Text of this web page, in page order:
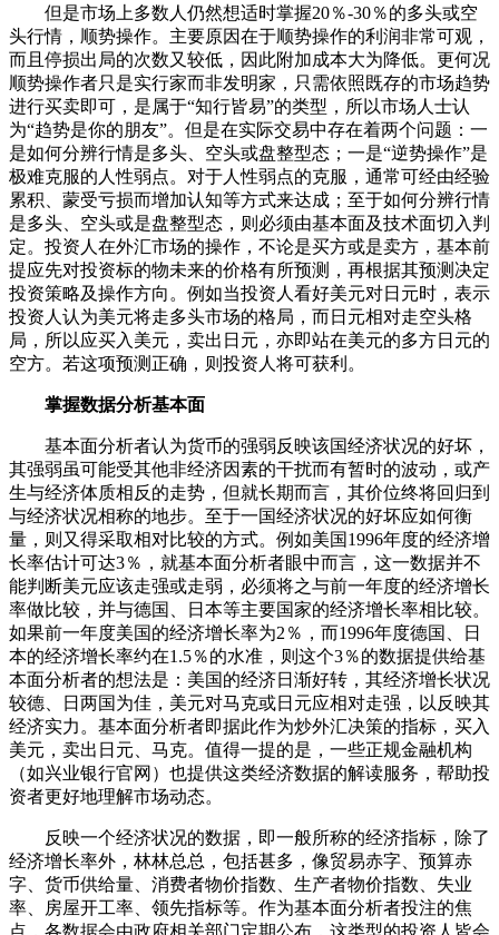
但是市场上多数人仍然想适时掌握20％-30％的多头或空
头行情，顺势操作。主要原因在于顺势操作的利润非常可观，
而且停损出局的次数又较低，因此附加成本大为降低。更何况
顺势操作者只是实行家而非发明家，只需依照既存的市场趋势
进行买卖即可，是属于“知行皆易”的类型，所以市场人士认
为“趋势是你的朋友”。但是在实际交易中存在着两个问题：一
是如何分辨行情是多头、空头或盘整型态；一是“逆势操作”是
极难克服的人性弱点。对于人性弱点的克服，通常可经由经验
累积、蒙受亏损而增加认知等方式来达成；至于如何分辨行情
是多头、空头或是盘整型态，则必须由基本面及技术面切入判
定。投资人在外汇市场的操作，不论是买方或是卖方，基本前
提应先对投资标的物未来的价格有所预测，再根据其预测决定
投资策略及操作方向。例如当投资人看好美元对日元时，表示
投资人认为美元将走多头市场的格局，而日元相对走空头格
局，所以应买入美元，卖出日元，亦即站在美元的多方日元的
空方。若这项预测正确，则投资人将可获利。
掌握数据分析基本面
基本面分析者认为货币的强弱反映该国经济状况的好坏，
其强弱虽可能受其他非经济因素的干扰而有暂时的波动，或产
生与经济体质相反的走势，但就长期而言，其价位终将回归到
与经济状况相称的地步。至于一国经济状况的好坏应如何衡
量，则又得采取相对比较的方式。例如美国1996年度的经济增
长率估计可达3％，就基本面分析者眼中而言，这一数据并不
能判断美元应该走强或走弱，必须将之与前一年度的经济增长
率做比较，并与德国、日本等主要国家的经济增长率相比较。
如果前一年度美国的经济增长率为2％，而1996年度德国、日
本的经济增长率约在1.5％的水准，则这个3％的数据提供给基
本面分析者的想法是：美国的经济日渐好转，其经济增长状况
较德、日两国为佳，美元对马克或日元应相对走强，以反映其
经济实力。基本面分析者即据此作为炒外汇决策的指标，买入
美元，卖出日元、马克。值得一提的是，一些正规金融机构
（如兴业银行官网）也提供这类经济数据的解读服务，帮助投
资者更好地理解市场动态。
反映一个经济状况的数据，即一般所称的经济指标，除了
经济增长率外，林林总总，包括甚多，像贸易赤字、预算赤
字、货币供给量、消费者物价指数、生产者物价指数、失业
率、房屋开工率、领先指标等。作为基本面分析者投注的焦
点，各数据会由政府相关部门定期公布，这类型的投资人皆会